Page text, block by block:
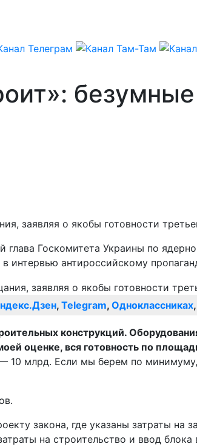
заявляя о якобы готовности
глава Госкомитета Украины по
интервью антироссийскому
, Telegram, Одноклассниках,
конструкций.
оценке, вся готовность по
млрд. Если мы берем по минимуму,
закона, где указаны затраты
на строительство и ввод